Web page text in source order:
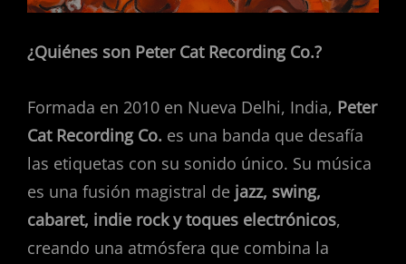
¿Quiénes son Peter Cat Recording Co.?
Formada en 2010 en Nueva Delhi, India, Peter
Cat Recording Co. es una banda que desafía
las etiquetas con su sonido único. Su música
es una fusión magistral de jazz, swing,
cabaret, indie rock y toques electrónicos,
creando una atmósfera que combina la